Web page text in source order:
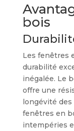
bois
Les fenêtres
durabilité
inégalée. Le
offre une
longévité des
fenêtres en
intempéries